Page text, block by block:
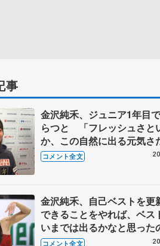
事
金沢純禾、ジュニア1年目
らつと 「フレッシュさと
か、この自然に出る元気さ
本当に負けない」【ジュニ
ファイナル一夜明け】
コメント全文
金沢純禾、自己ベストを更
できることをやれば、ベス
いまでは出るかなと思った
それ以上が出てうれしかっ
コメント全文